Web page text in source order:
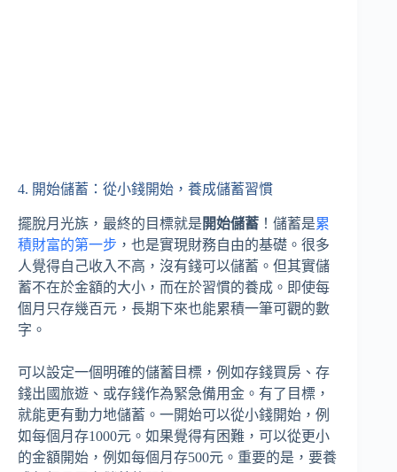
4. 開始儲蓄：從小錢開始，養成儲蓄習慣
擺脫月光族，最終的目標就是 開始儲蓄 ！儲蓄是累
積財富的第一步 ，也是實現財務自由的基礎。很多
人覺得自己收入不高，沒有錢可以儲蓄。但其實儲
蓄不在於金額的大小，而在於習慣的養成。即使每
個月只存幾百元，長期下來也能累積一筆可觀的數
字。
可以設定一個明確的儲蓄目標，例如存錢買房、存
錢出國旅遊、或存錢作為緊急備用金。有了目標，
就能更有動力地儲蓄。一開始可以從小錢開始，例
如每個月存1000元。如果覺得有困難，可以從更小
的金額開始，例如每個月存500元。重要的是，要養